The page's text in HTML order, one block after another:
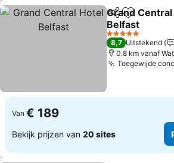
Delen
Grand
Belfast
5 Sterren
8,7 Uitstekend
0.8 km vanaf
Toegewijde
Van € 189
Bekijk prijzen van 20 sites